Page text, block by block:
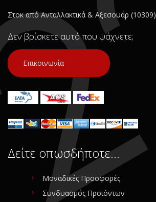
Στοκ από Ανταλλακτικά & Αξεσουάρ (10309)
Δεν βρίσκετε αυτό που ψάχνετε;
Επικοινωνία
Δείτε οπωσδήποτε…
Μοναδικές Προσφορές
Συνδυασμός Προϊόντων